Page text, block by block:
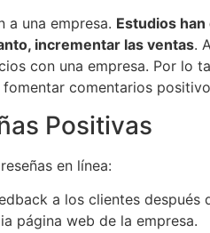
a una empresa. Estudios
incrementar las ventas.
con una empresa. Por lo
comentarios
Positivas
en línea:
a los clientes después
página web de la empresa.